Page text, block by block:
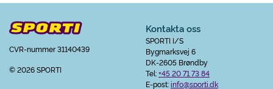
CVR-nummer 31140439
© 2026 SPORTI
Kontakta oss
SPORTI I/S
Bygmarksvej 6
DK-2605 Brøndby
Tel:+45 20 71 73 84
E-post:info@sporti.dk